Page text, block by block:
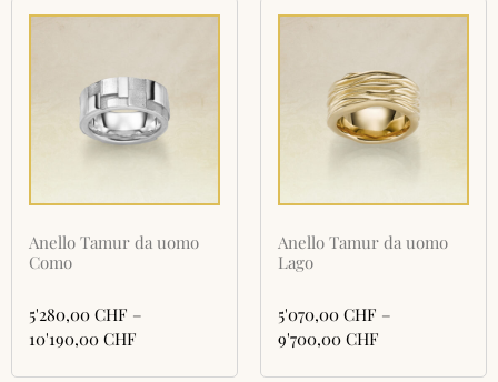
Anello Tamur da uomo
Como
5'280,00 CHF –
10'190,00 CHF
Anello Tamur da uomo
Lago
5'070,00 CHF –
9'700,00 CHF